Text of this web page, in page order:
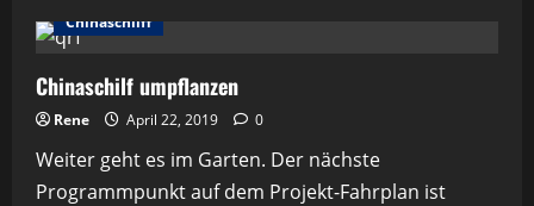
Chinaschilff
Chinaschilf umpflanzen
Rene April 22, 2019 0
Weiter geht es im Garten. Der nächste
Programmpunkt auf dem Projekt-Fahrplan ist